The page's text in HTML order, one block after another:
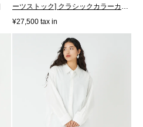
ーツストック] クラシックカラーカー
ディ...
¥27,500 tax in